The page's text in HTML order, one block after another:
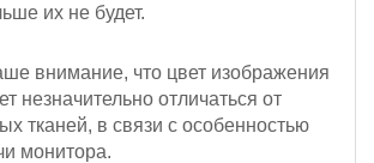
их не будет.
внимание, что цвет изображения
незначительно отличаться от
тканей, в связи с особенностью
монитора.